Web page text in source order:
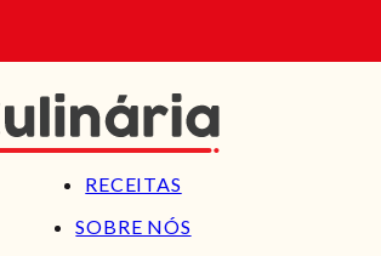
RECEITAS
SOBRE NÓS